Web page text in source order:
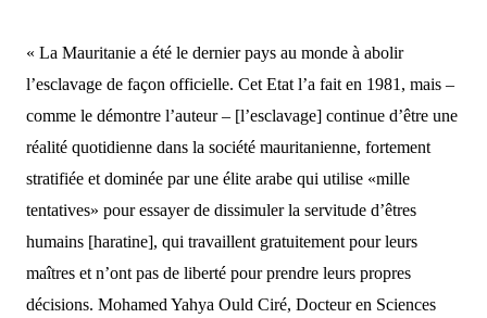
« La Mauritanie a été le dernier pays au monde à abolir
l’esclavage de façon officielle. Cet Etat l’a fait en 1981, mais –
comme le démontre l’auteur – [l’esclavage] continue d’être une
réalité quotidienne dans la société mauritanienne, fortement
stratifiée et dominée par une élite arabe qui utilise «mille
tentatives» pour essayer de dissimuler la servitude d’êtres
humains [haratine], qui travaillent gratuitement pourleurs
maîtres et n’ont pas de liberté pour prendre leurs propres
décisions. Mohamed Yahya Ould Ciré, Docteuren Sciences